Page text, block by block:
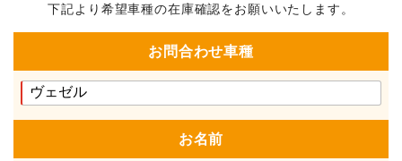
下記より希望車種の在庫確認をお願いいたします。
お問合わせ車種
お名前